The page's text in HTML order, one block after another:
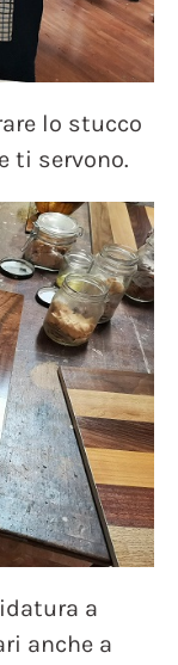
lo stucco
ti servono.
a
anche a